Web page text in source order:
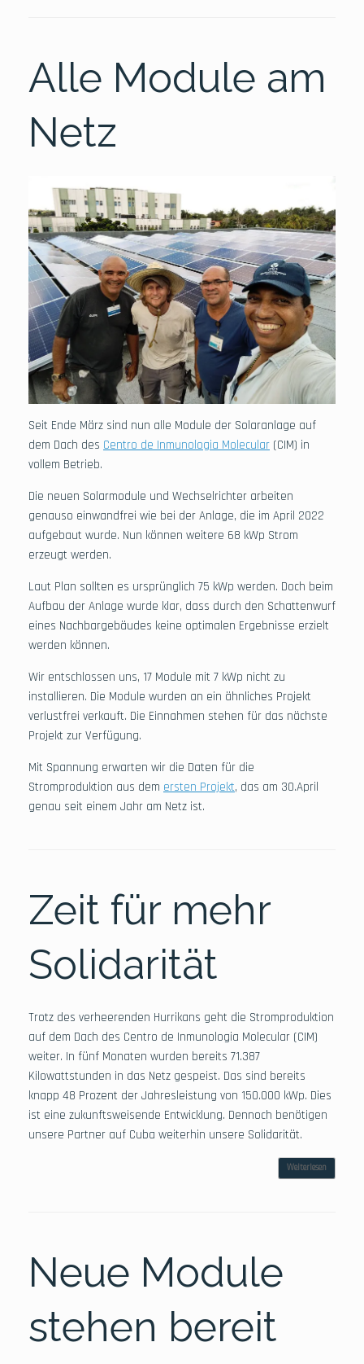
Alle Module am
Netz
Seit Ende März sind nun alle Module der Solaranlage auf
dem Dach des Centro de Inmunologia Molecular (CIM) in
vollem Betrieb.
Die neuen Solarmodule und Wechselrichter arbeiten
genauso einwandfrei wie bei der Anlage, die im April 2022
aufgebaut wurde. Nun können weitere 68 kWp Strom
erzeugt werden.
Laut Plan sollten es ursprünglich 75 kWp werden. Doch beim
Aufbau der Anlage wurde klar, dass durch den Schattenwurf
eines Nachbargebäudes keine optimalen Ergebnisse erzielt
werden können.
Wir entschlossen uns, 17 Module mit 7 kWp nicht zu
installieren. Die Module wurden an ein ähnliches Projekt
verlustfrei verkauft. Die Einnahmen stehen für das nächste
Projekt zur Verfügung.
Mit Spannung erwarten wir die Daten für die
Stromproduktion aus dem ersten Projekt, das am 30.April
genau seit einem Jahr am Netz ist.
Zeit für mehr
Solidarität
Trotz des verheerenden Hurrikans geht die Stromproduktion
auf dem Dach des Centro de Inmunologia Molecular (CIM)
weiter. In fünf Monaten wurden bereits 71.387
Kilowattstunden in das Netz gespeist. Das sind bereits
knapp 48 Prozent der Jahresleistung von 150.000 kWp. Dies
ist eine zukunftsweisende Entwicklung. Dennoch benötigen
unsere Partner auf Cuba weiterhin unsere Solidarität.
Weiterlesen
Neue Module
stehen bereit